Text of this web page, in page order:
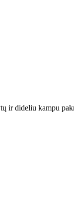
dideliu kampu